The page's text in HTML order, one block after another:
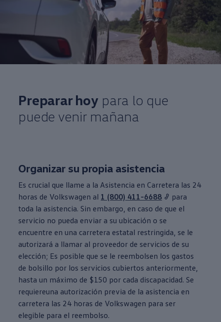
Preparar hoy para lo que
puede venir mañana
Organizar su propia asistencia
Es crucial que llame a la Asistencia en Carretera las 24
horas de Volkswagen al 1 (800) 411-6688
para
toda la asistencia. Sin embargo, en caso de que el
servicio no pueda enviar a su ubicación o se
encuentre en una carretera estatal restringida, se le
autorizará a llamar al proveedor de servicios de su
elección; Es posible que se le reembolsen los gastos
de bolsillo por los servicios cubiertos anteriormente,
hasta un máximo de $150 por cada discapacidad. Se
requiereuna autorización previa de la asistencia en
carretera las 24 horas de Volkswagen para ser
elegible para el reembolso.